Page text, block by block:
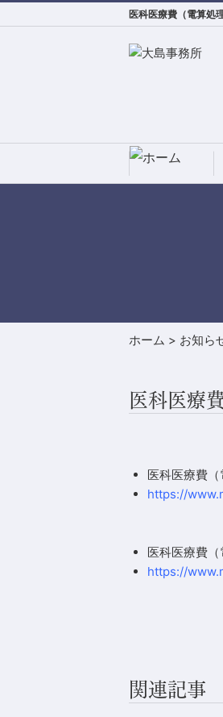
医科医療費（電算処
ホーム > お知ら
医科医療
医科医療費（
https://
医科医療費（
https://
関連記事